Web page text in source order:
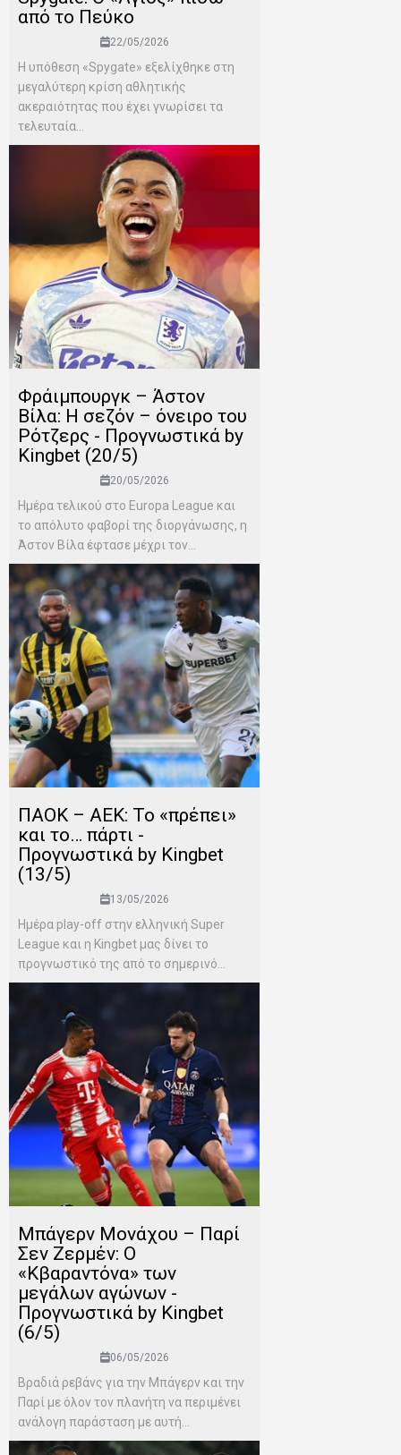
από το Πεύκο
22/05/2026
Η υπόθεση «Spygate» εξελίχθηκε στη
μεγαλύτερη κρίση αθλητικής
ακεραιότητας που έχει γνωρίσει τα
τελευταία...
Φράιμπουργκ – Άστον
Βίλα: Η σεζόν – όνειρο του
Ρότζερς - Προγνωστικά by
Kingbet (20/5)
20/05/2026
Ημέρα τελικού στο Europa League και
το απόλυτο φαβορί της διοργάνωσης, η
Άστον Βίλα έφτασε μέχρι τον...
ΠΑΟΚ – ΑΕΚ: Το «πρέπει»
και το… πάρτι -
Προγνωστικά by Kingbet
(13/5)
13/05/2026
Ημέρα play-off στην ελληνική Super
League και η Kingbet μας δίνει το
προγνωστικό της από το σημερινό...
Μπάγερν Μονάχου – Παρί
Σεν Ζερμέν: Ο
«Κβαραντόνα» των
μεγάλων αγώνων -
Προγνωστικά by Kingbet
(6/5)
06/05/2026
Βραδιά ρεβάνς για την Μπάγερν και την
Παρί με όλον τον πλανήτη να περιμένει
ανάλογη παράσταση με αυτή...